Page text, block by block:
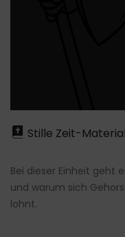
Stille Zeit-
Bei dieser Einheit geht
und warum sich
lohnt.